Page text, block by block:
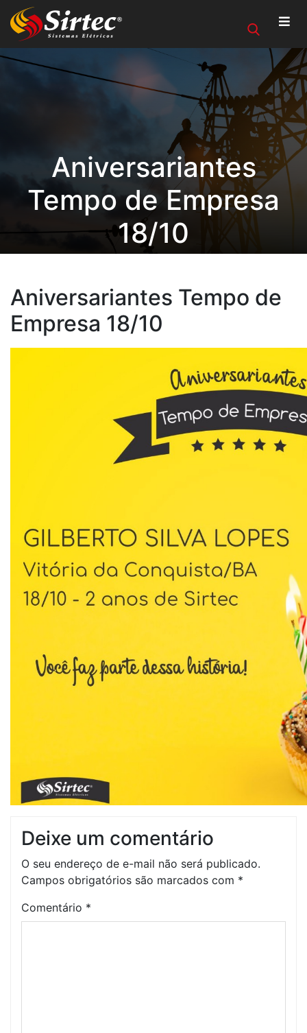
Aniversariantes
Tempo de Empresa
18/10
Aniversariantes Tempo de
Empresa 18/10
Deixe um comentário
O seu endereço de e-mail não será publicado.
Campos obrigatórios são marcados com *
Comentário *